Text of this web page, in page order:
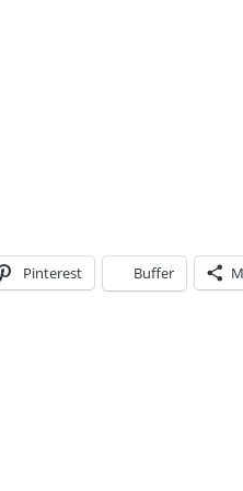
Pinterest Buffer